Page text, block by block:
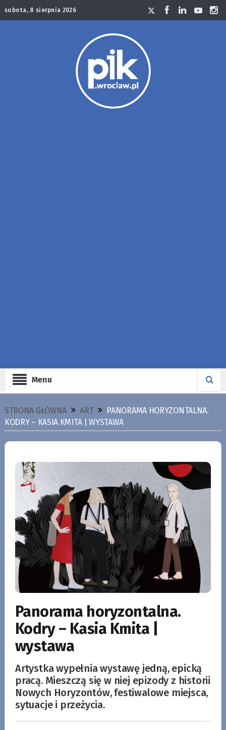
sobota, 8 sierpnia 2026
Menu
STRONA GŁÓWNA ART
PANORAMA HORYZONTALNA.
KODRY – KASIA KMITA | WYSTAWA
Panorama horyzontalna.
Kodry – Kasia Kmita |
wystawa
Artystka wypełnia wystawę jedną, epicką
pracą. Mieszczą się w niej epizody z historii
Nowych Horyzontów, festiwalowe miejsca,
sytuacje i przeżycia.